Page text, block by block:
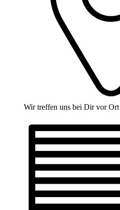
Wir treffen uns bei Dir vor Ort